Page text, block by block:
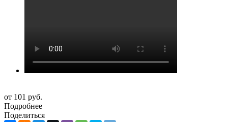
от 101 руб.
Подробнее
Поделиться